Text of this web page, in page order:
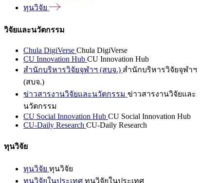
ทุนวิจัย
วิจัยและนวัตกรรม
Chula DigiVerse Chula DigiVerse
CU Innovation Hub CU Innovation Hub
สำนักบริหารวิจัยจุฬาฯ (สบจ.) สำนักบริหารวิจัยจุฬาฯ
(สบจ.)
ข่าวสารงานวิจัยและนวัตกรรม ข่าวสารงานวิจัยและ
นวัตกรรม
CU Social Innovation Hub CU Social Innovation Hub
CU-Daily Research CU-Daily Research
ทุนวิจัย
ทุนวิจัย ทุนวิจัย
ทุนวิจัยในประเทศ ทุนวิจัยในประเทศ